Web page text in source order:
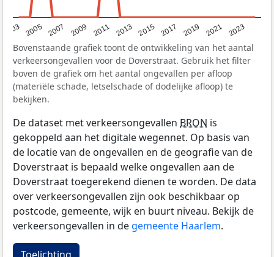
2003 2005 2007 2009 2011 2013 2015 2017 2019 2021 2023
Bovenstaande grafiek toont de ontwikkeling van het aantal
verkeersongevallen voor de Doverstraat. Gebruik het filter
boven de grafiek om het aantal ongevallen per afloop
(materiële schade, letselschade of dodelijke afloop) te
bekijken.
De dataset met verkeersongevallen BRON is
gekoppeld aan het digitale wegennet. Op basis van
de locatie van de ongevallen en de geografie van de
Doverstraat is bepaald welke ongevallen aan de
Doverstraat toegerekend dienen te worden. De data
over verkeersongevallen zijn ook beschikbaar op
postcode, gemeente, wijk en buurt niveau. Bekijk de
verkeersongevallen in de gemeente Haarlem.